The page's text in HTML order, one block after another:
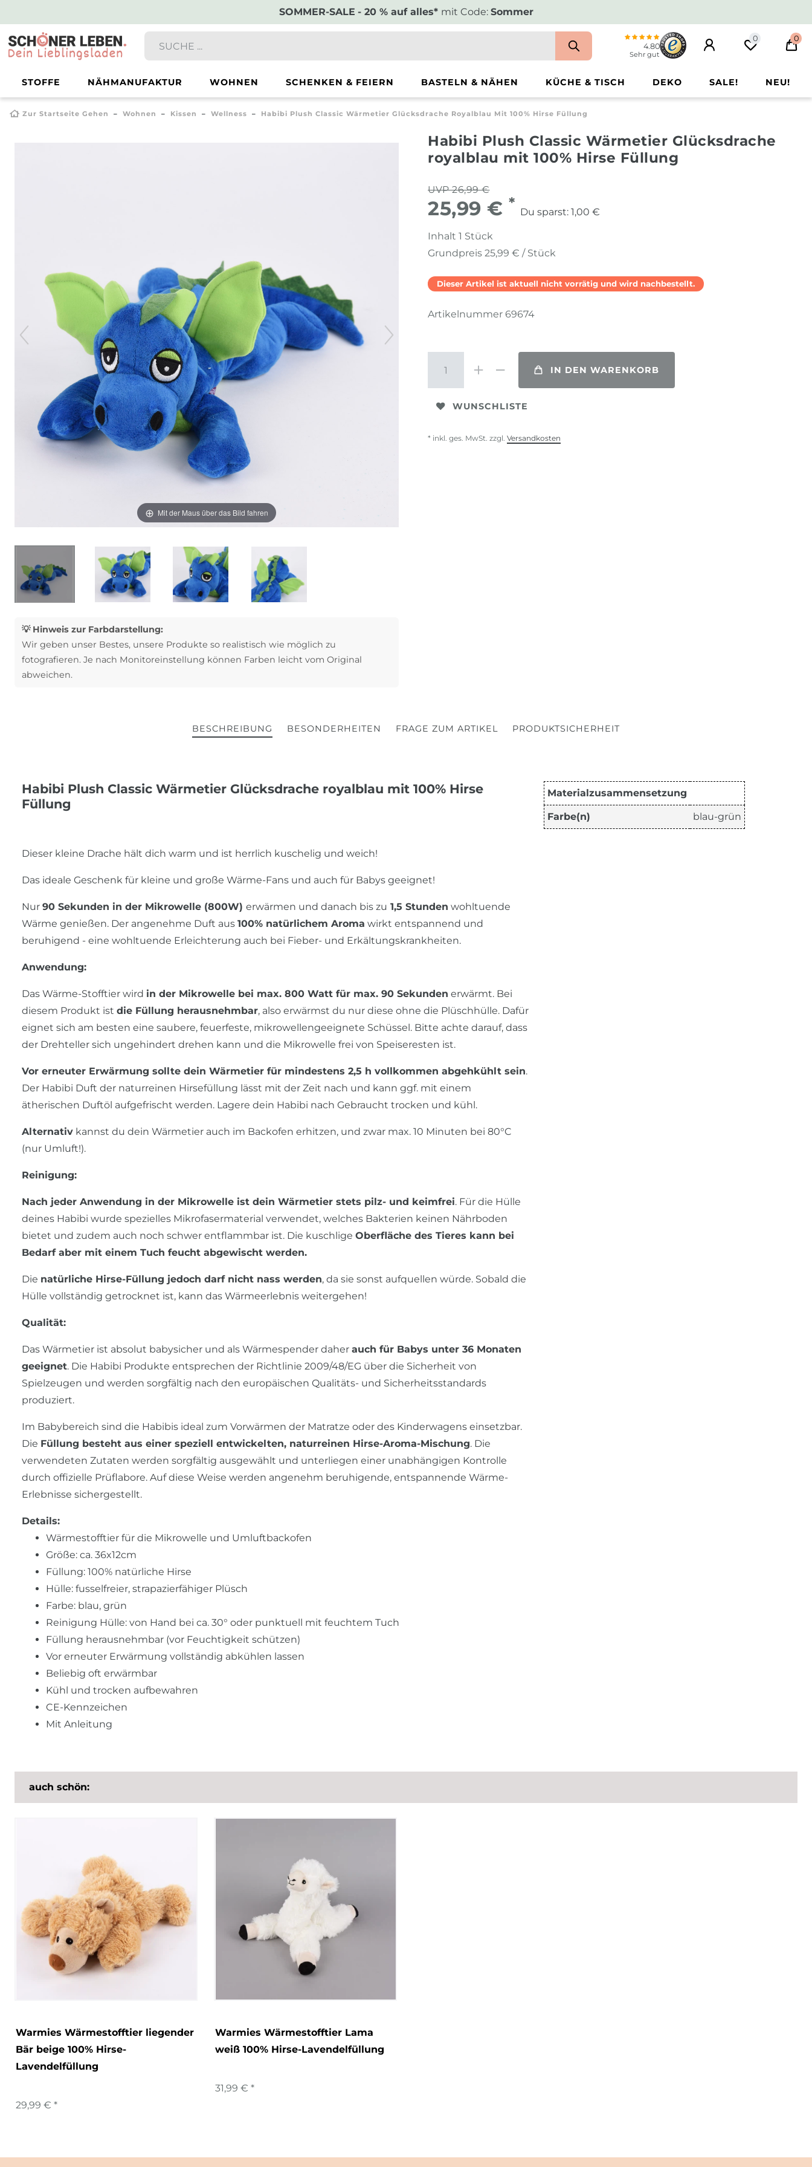
SOMMER-SALE - 20 % auf alles* mit Code: Sommer
4.80
Sehr gut
0 0
STOFFE NÄHMANUFAKTUR WOHNEN SCHENKEN & FEIERN BASTELN & NÄHEN KÜCHE & TISCH DEKO SALE! NEU!
Zur Startseite Gehen Wohnen Kissen Wellness Habibi Plush Classic Wärmetier Glücksdrache Royalblau Mit 100% Hirse Füllung
Mit der Maus über das Bild fahren
💡 Hinweis zur Farbdarstellung:
Wir geben unser Bestes, unsere Produkte so realistisch wie möglich zu
fotografieren. Je nach Monitoreinstellung können Farben leicht vom Original
abweichen.
Habibi Plush Classic Wärmetier Glücksdrache
royalblau mit 100% Hirse Füllung
UVP 26,99 €
25,99 € *
Du sparst: 1,00 €
Inhalt 1 Stück
Grundpreis 25,99 € / Stück
Dieser Artikel ist aktuell nicht vorrätig und wird nachbestellt.
Artikelnummer 69674
IN DEN WARENKORB
WUNSCHLISTE
* inkl. ges. MwSt. zzgl. Versandkosten
BESCHREIBUNG BESONDERHEITEN FRAGE ZUM ARTIKEL PRODUKTSICHERHEIT
Habibi Plush Classic Wärmetier Glücksdrache royalblau mit 100% Hirse
Füllung
Dieser kleine Drache hält dich warm und ist herrlich kuschelig und weich!
Das ideale Geschenk für kleine und große Wärme-Fans und auch für Babys geeignet!
Nur 90 Sekunden in der Mikrowelle (800W) erwärmen und danach bis zu 1,5 Stunden wohltuende
Wärme genießen. Der angenehme Duft aus 100% natürlichem Aroma wirkt entspannend und
beruhigend - eine wohltuende Erleichterung auch bei Fieber- und Erkältungskrankheiten.
Anwendung:
Das Wärme-Stofftier wird in der Mikrowelle bei max. 800 Watt für max. 90 Sekunden erwärmt. Bei
diesem Produkt ist die Füllung herausnehmbar, also erwärmst du nur diese ohne die Plüschhülle. Dafür
eignet sich am besten eine saubere, feuerfeste, mikrowellengeeignete Schüssel. Bitte achte darauf, dass
der Drehteller sich ungehindert drehen kann und die Mikrowelle frei von Speiseresten ist.
Vor erneuter Erwärmung sollte dein Wärmetier für mindestens 2,5 h vollkommen abgehkühlt sein.
Der Habibi Duft der naturreinen Hirsefüllung lässt mit der Zeit nach und kann ggf. mit einem
ätherischen Duftöl aufgefrischt werden. Lagere dein Habibi nach Gebraucht trocken und kühl.
Alternativ kannst du dein Wärmetier auch im Backofen erhitzen, und zwar max. 10 Minuten bei 80°C
(nur Umluft!).
Reinigung:
Nach jeder Anwendung in der Mikrowelle ist dein Wärmetier stets pilz- und keimfrei. Für die Hülle
deines Habibi wurde spezielles Mikrofasermaterial verwendet, welches Bakterien keinen Nährboden
bietet und zudem auch noch schwer entflammbar ist. Die kuschlige Oberfläche des Tieres kann bei
Bedarf aber mit einem Tuch feucht abgewischt werden.
Die natürliche Hirse-Füllung jedoch darf nicht nass werden, da sie sonst aufquellen würde. Sobald die
Hülle vollständig getrocknet ist, kann das Wärmeerlebnis weitergehen!
Qualität:
Das Wärmetier ist absolut babysicher und als Wärmespender daher auch für Babys unter 36 Monaten
geeignet. Die Habibi Produkte entsprechen der Richtlinie 2009/48/EG über die Sicherheit von
Spielzeugen und werden sorgfältig nach den europäischen Qualitäts- und Sicherheitsstandards
produziert.
Im Babybereich sind die Habibis ideal zum Vorwärmen der Matratze oder des Kinderwagens einsetzbar.
Die Füllung besteht aus einer speziell entwickelten, naturreinen Hirse-Aroma-Mischung. Die
verwendeten Zutaten werden sorgfältig ausgewählt und unterliegen einer unabhängigen Kontrolle
durch offizielle Prüflabore. Auf diese Weise werden angenehm beruhigende, entspannende Wärme-
Erlebnisse sichergestellt.
Details:
Wärmestofftier für die Mikrowelle und Umluftbackofen
Größe: ca. 36x12cm
Füllung: 100% natürliche Hirse
Hülle: fusselfreier, strapazierfähiger Plüsch
Farbe: blau, grün
Reinigung Hülle: von Hand bei ca. 30° oder punktuell mit feuchtem Tuch
Füllung herausnehmbar (vor Feuchtigkeit schützen)
Vor erneuter Erwärmung vollständig abkühlen lassen
Beliebig oft erwärmbar
Kühl und trocken aufbewahren
CE-Kennzeichen
Mit Anleitung
Materialzusammensetzung
Farbe(n) blau-grün
auch schön:
Warmies Wärmestofftier liegender
Bär beige 100% Hirse-
Lavendelfüllung
29,99 € *
Warmies Wärmestofftier Lama
weiß 100% Hirse-Lavendelfüllung
31,99 € *